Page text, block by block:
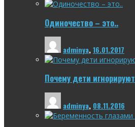
Одиночество – это..
adminya,16.01.2017
Почему дети
adminya, 08.11.2016